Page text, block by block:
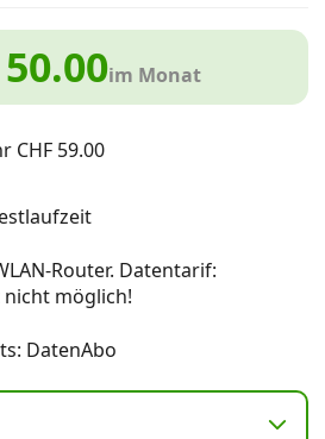
im Monat
CHF 59.00
Router. Datentarif:
möglich!
DatenAbo